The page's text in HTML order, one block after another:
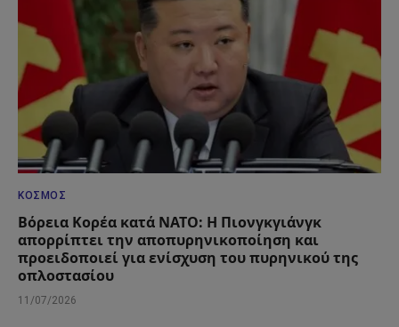
ΚΌΣΜΟΣ
Βόρεια Κορέα κατά ΝΑΤΟ: Η Πιονγκγιάνγκ
απορρίπτει την αποπυρηνικοποίηση και
προειδοποιεί για ενίσχυση του πυρηνικού της
οπλοστασίου
11/07/2026